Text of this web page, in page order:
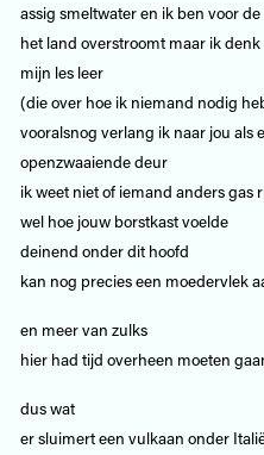
assig smeltwater en ik ben voor
het land overstroomt maar ik
mijn les leer
(die over hoe ik niemand nodig
vooralsnog verlang ik naar jou als
openzwaaiende deur
ik weet niet of iemand anders gas
wel hoe jouw borstkast voelde
deinend onder dit hoofd
kan nog precies een moedervlek
en meer van zulks
hier had tijd overheen moeten
dus wat
er sluimert een vulkaan onder